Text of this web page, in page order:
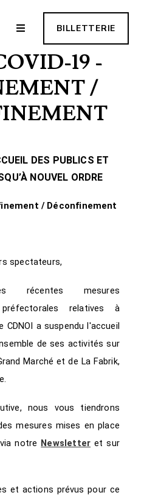
BILLETTERIE
19 -
/
DES PUBLICS ET
NOUVEL ORDRE
/ Déconfinement
spectateurs,
récentes mesures
relatives à
CDNOI a suspendu l'accueil
de ses activités sur
Marché et de La Fabrik,
nous vous tiendrons
mesures mises en place
notre Newsletter et sur
et actions prévus pour ce